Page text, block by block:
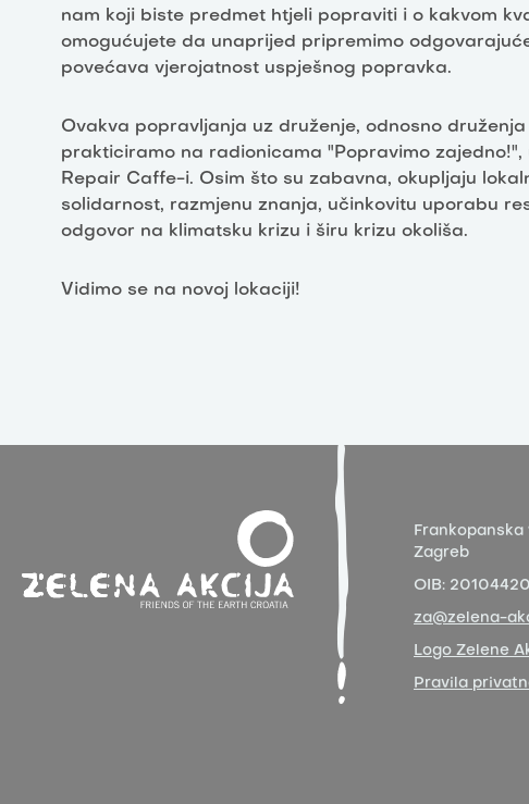
nam koji biste predmet htjeli popraviti i o kakvom
omogućujete da unaprijed pripremimo
povećava vjerojatnost uspješnog popravka.
Ovakva popravljanja uz druženje, odnosno
prakticiramo na radionicama "Popravimo
Repair Caffe-i. Osim što su zabavna, okupljaju
solidarnost, razmjenu znanja, učinkovitu uporabu
odgovor na klimatsku krizu i širu krizu okoliša.
Vidimo se na novoj lokaciji!
Frankopanska
Zagreb
OIB:
za@zelena-
Logo Zelene
Pravila